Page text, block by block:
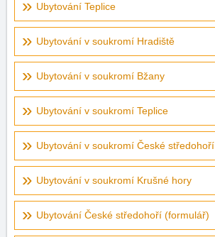
Ubytování Teplice
Ubytování v soukromí Hradiště
Ubytování v soukromí Bžany
Ubytování v soukromí Teplice
Ubytování v soukromí České středohoří
Ubytování v soukromí Krušné hory
Ubytování České středohoří (formulář)